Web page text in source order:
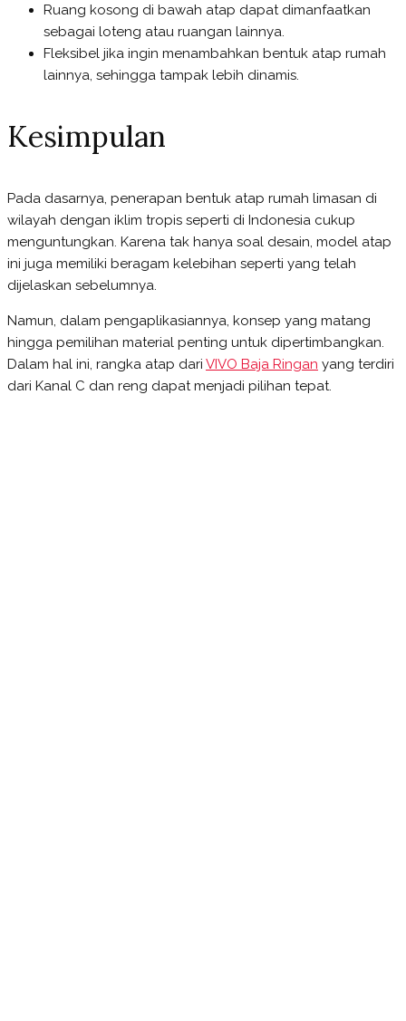
Ruang kosong di bawah atap dapat dimanfaatkan
sebagai loteng atau ruangan lainnya.
Fleksibel jika ingin menambahkan bentuk atap rumah
lainnya, sehingga tampak lebih dinamis.
Kesimpulan
Pada dasarnya, penerapan bentuk atap rumah limasan di
wilayah dengan iklim tropis seperti di Indonesia cukup
menguntungkan. Karena tak hanya soal desain, model atap
ini juga memiliki beragam kelebihan seperti yang telah
dijelaskan sebelumnya.
Namun, dalam pengaplikasiannya, konsep yang matang
hingga pemilihan material penting untuk dipertimbangkan.
Dalam hal ini, rangka atap dari VIVO Baja Ringan yang terdiri
dari Kanal C dan reng dapat menjadi pilihan tepat.